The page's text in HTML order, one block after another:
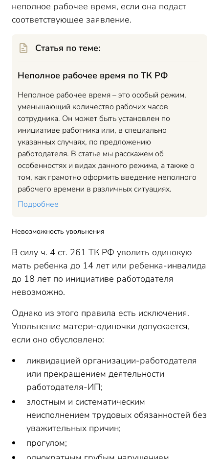
неполное рабочее время, если она подаст
соответствующее заявление.
Статья по теме:
Неполное рабочее время по ТК РФ
Неполное рабочее время – это особый режим,
уменьшающий количество рабочих часов
сотрудника. Он может быть установлен по
инициативе работника или, в специально
указанных случаях, по предложению
работодателя. В статье мы расскажем об
особенностях и видах данного режима, а также о
том, как грамотно оформить введение неполного
рабочего времени в различных ситуациях.
Подробнее
Невозможность увольнения
В силу ч. 4 ст. 261 ТК РФ уволить одинокую
мать ребенка до 14 лет или ребенка-инвалида
до 18 лет по инициативе работодателя
невозможно.
Однако из этого правила есть исключения.
Увольнение матери-одиночки допускается,
если оно обусловлено:
ликвидацией организации-работодателя
или прекращением деятельности
работодателя-ИП;
злостным и систематическим
неисполнением трудовых обязанностей без
уважительных причин;
прогулом;